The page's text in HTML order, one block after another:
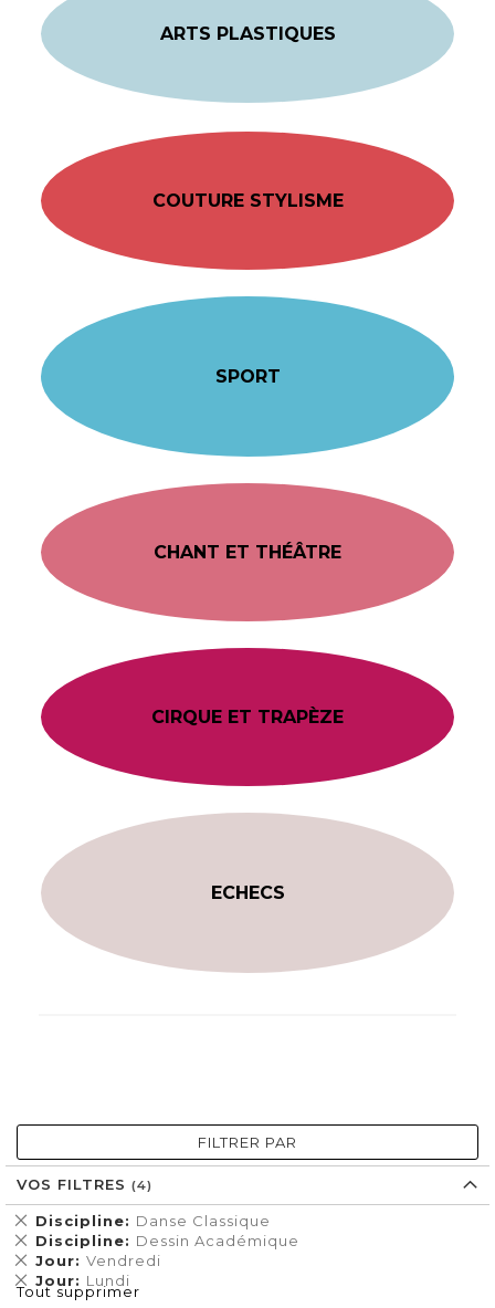
ARTS PLASTIQUES
COUTURE STYLISME
SPORT
CHANT ET THÉÂTRE
CIRQUE ET TRAPÈZE
ECHECS
FILTRER PAR
VOS FILTRES
Discipline Danse Classique
Supprimer
cet
Élément
Discipline Dessin Académique
Supprimer
cet
Élément
Jour Vendredi
Supprimer
cet
Élément
Jour Lundi
Supprimer
cet
Tout supprimer